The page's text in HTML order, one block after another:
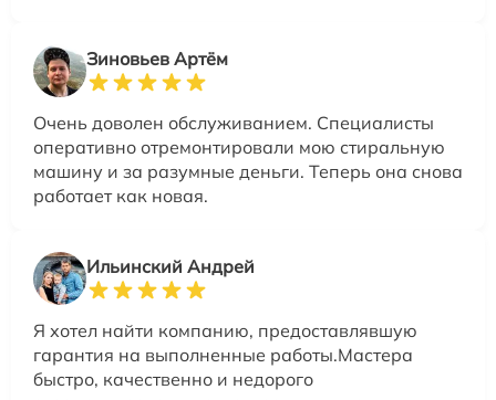
Зиновьев Артём
Очень доволен обслуживанием. Специалисты
оперативно отремонтировали мою стиральную
машину и за разумные деньги. Теперь она снова
работает как новая.
Ильинский Андрей
Я хотел найти компанию, предоставлявшую
гарантия на выполненные работы.Мастера
быстро, качественно и недорого